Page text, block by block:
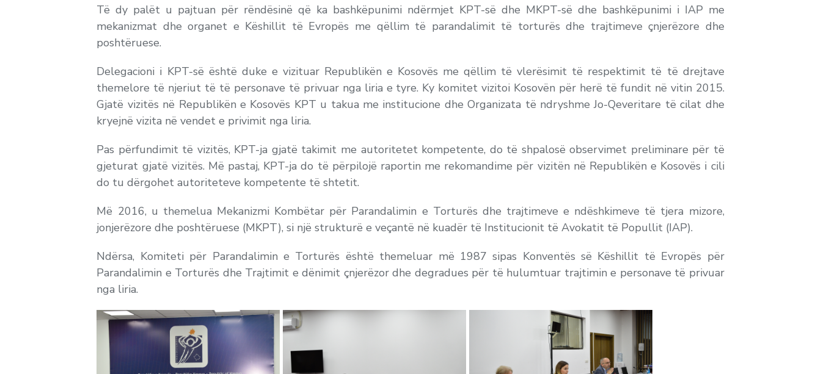
Të dy palët u pajtuan për rëndësinë që ka bashkëpunimi ndërmjet KPT-së dhe MKPT-së dhe bashkëpunimi i IAP me
mekanizmat dhe organet e Këshillit të Evropës me qëllim të parandalimit të torturës dhe trajtimeve çnjerëzore dhe
poshtëruese.
Delegacioni i KPT-së është duke e vizituar Republikën e Kosovës me qëllim të vlerësimit të respektimit të të drejtave
themelore të njeriut të të personave të privuar nga liria e tyre. Ky komitet vizitoi Kosovën për herë të fundit në vitin 2015.
Gjatë vizitës në Republikën e Kosovës KPT u takua me institucione dhe Organizata të ndryshme Jo-Qeveritare të cilat dhe
kryejnë vizita në vendet e privimit nga liria.
Pas përfundimit të vizitës, KPT-ja gjatë takimit me autoritetet kompetente, do të shpalosë observimet preliminare për të
gjeturat gjatë vizitës. Më pastaj, KPT-ja do të përpilojë raportin me rekomandime për vizitën në Republikën e Kosovës i cili
do tu dërgohet autoriteteve kompetente të shtetit.
Më 2016, u themelua Mekanizmi Kombëtar për Parandalimin e Torturës dhe trajtimeve e ndëshkimeve të tjera mizore,
jonjerëzore dhe poshtëruese (MKPT), si një strukturë e veçantë në kuadër të Institucionit të Avokatit të Popullit (IAP).
Ndërsa, Komiteti për Parandalimin e Torturës është themeluar më 1987 sipas Konventës së Këshillit të Evropës për
Parandalimin e Torturës dhe Trajtimit e dënimit çnjerëzor dhe degradues për të hulumtuar trajtimin e personave të privuar
nga liria.